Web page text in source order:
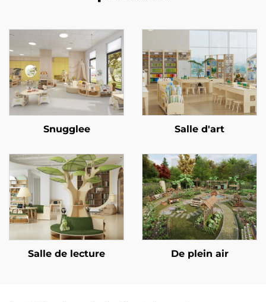
Snugglee Salle d'art
Salle de lecture De plein air